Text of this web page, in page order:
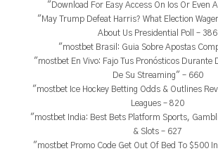
"Download For Easy Access On Ios Or Even
"May Trump Defeat Harris? What Election
About Us Presidential Poll – 386
"mostbet Brasil: Guia Sobre Apostas
"mostbet En Vivo: Fajo Tus Pronósticos Durante
De Su Streaming" – 660
"mostbet Ice Hockey Betting Odds & Outlines
Leagues – 820
"mostbet India: Best Bets Platform Sports,
& Slots – 627
"mostbet Promo Code Get Out Of Bed To $500